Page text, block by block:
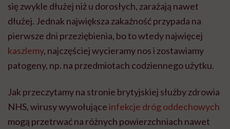
się zwykle dłużej niż u dorosłych, zarażają nawet
dłużej. Jednak największa zakaźność przypada na
pierwsze dni przeziębienia, bo to wtedy najwięcej
kaszlemy, najczęściej wycieramy nos i zostawiamy
patogeny, np. na przedmiotach codziennego użytku.
Jak przeczytamy na stronie brytyjskiej służby zdrowia
NHS, wirusy wywołująceinfekcje dróg oddechowych
mogą przetrwać na różnych powierzchniach nawet